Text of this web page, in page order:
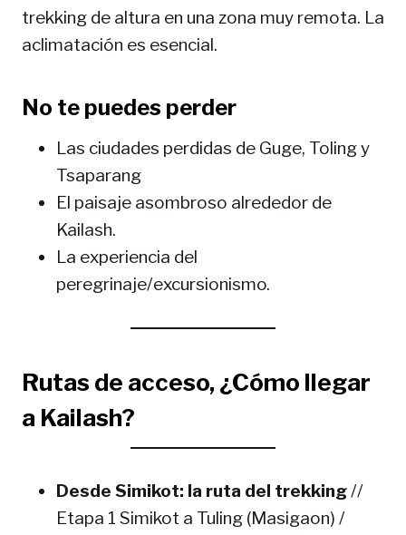
trekking de altura en una zona muy remota. La
aclimatación es esencial.
No te puedes perder
Las ciudades perdidas de Guge, Toling y
Tsaparang
El paisaje asombroso alrededor de
Kailash.
La experiencia del
peregrinaje/excursionismo.
Rutas de acceso, ¿Cómo llegar
a Kailash?
Desde Simikot: la ruta del trekking//
Etapa 1 Simikot a Tuling (Masigaon) /